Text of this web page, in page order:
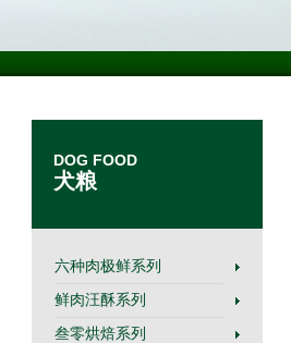
DOG FOOD
犬粮
六种肉极鲜系列
鲜肉汪酥系列
叁零烘焙系列